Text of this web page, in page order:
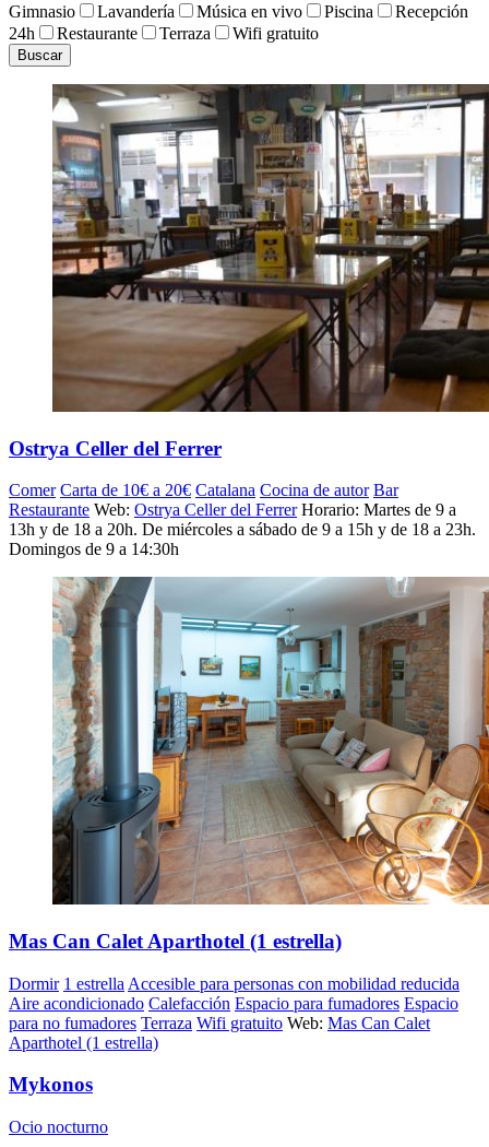
Gimnasio
Lavandería Música en vivo Piscina
Recepción
24h
Restaurante Terraza Wifi gratuito
Ostrya Celler del Ferrer
Comer Carta de 10€ a 20€ Catalana Cocina de autor Bar
Restaurante Web: Ostrya Celler del Ferrer Horario: Martes de 9 a
13h y de 18 a 20h. De miércoles a sábado de 9 a 15h y de 18 a 23h.
Domingos de 9 a 14:30h
Mas Can Calet Aparthotel (1 estrella)
Dormir 1 estrella Accesible para personas con mobilidad reducida
Aire acondicionado Calefacción Espacio para fumadores Espacio
para no fumadores Terraza Wifi gratuito Web: Mas Can Calet
Aparthotel (1 estrella)
Mykonos
Ocio nocturno